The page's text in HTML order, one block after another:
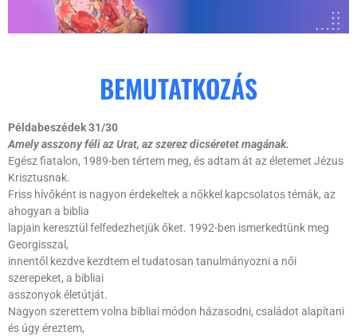
BEMUTATKOZÁS
Példabeszédek 31/30
Amely asszony féli az Urat, az szerez dicséretet magának.
Egész fiatalon, 1989-ben tértem meg, és adtam át az életemet Jézus
Krisztusnak.
Friss hívőként is nagyon érdekeltek a nőkkel kapcsolatos témák, az
ahogyan a biblia
lapjain keresztül felfedezhetjük őket. 1992-ben ismerkedtünk meg
Georgisszal,
innentől kezdve kezdtem el tudatosan tanulmányozni a női
szerepeket, a bibliai
asszonyok életútját.
Nagyon szerettem volna bibliai módon házasodni, családot alapítani
és úgy éreztem,